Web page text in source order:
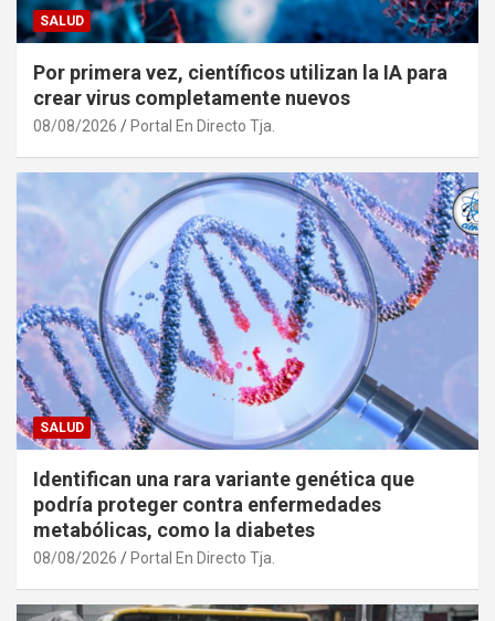
SALUD
Por primera vez, científicos utilizan la IA para
crear virus completamente nuevos
08/08/2026 Portal En Directo Tja.
SALUD
Identifican una rara variante genética que
podría proteger contra enfermedades
metabólicas, como la diabetes
08/08/2026 Portal En Directo Tja.